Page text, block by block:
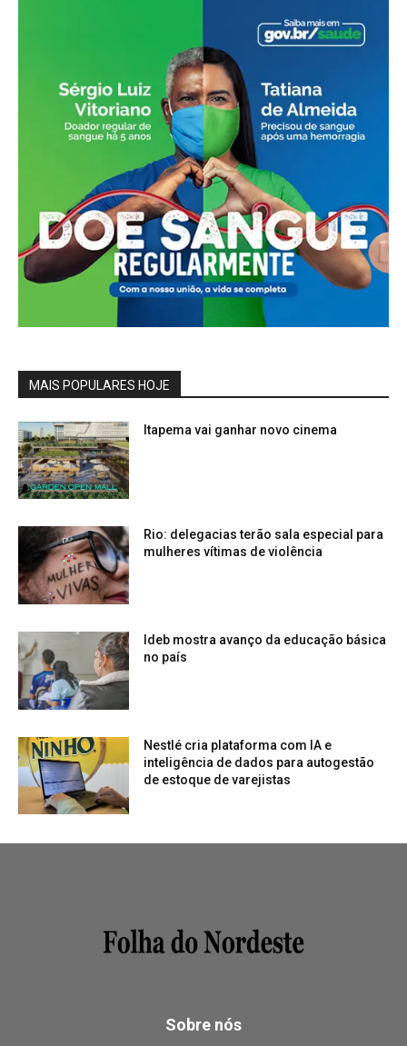
MAIS POPULARES HOJE
Itapema vai ganhar novo cinema
Rio: delegacias terão sala especial para
mulheres vítimas de violência
Ideb mostra avanço da educação básica
no país
Nestlé cria plataforma com IA e
inteligência de dados para autogestão
de estoque de varejistas
Sobre nós